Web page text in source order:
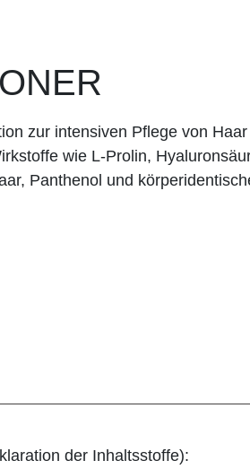
zur intensiven Pflege von
wie L-Prolin,
Panthenol und
der Inhaltsstoffe):